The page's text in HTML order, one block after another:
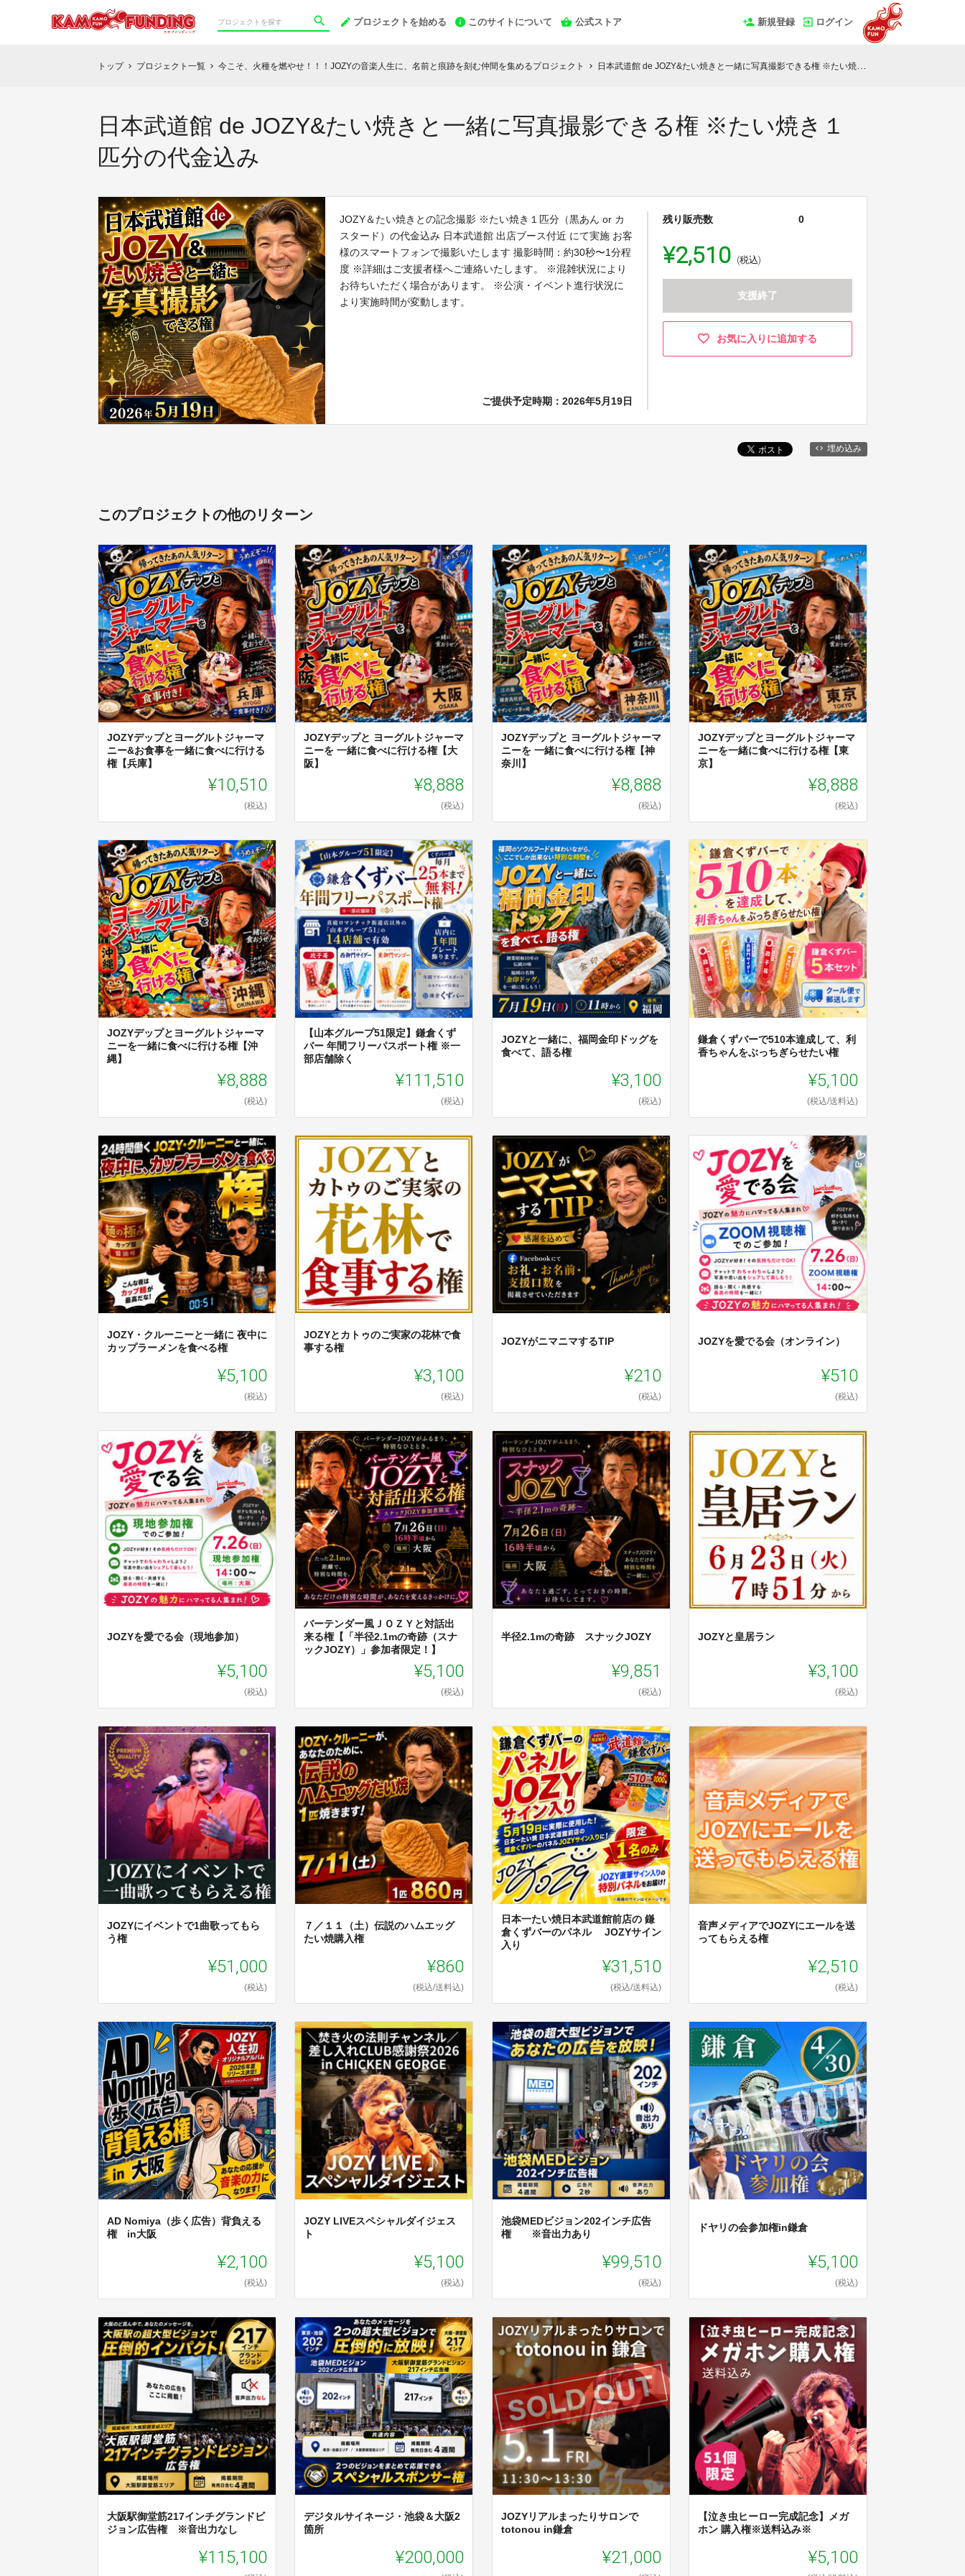
プロジェクトを始める このサイトについて 公式ストア 新規登録 ログイン
トップ chevron_right プロジェクト一覧 chevron_right 今こそ、火種を燃やせ！！！JOZYの音楽人生に、名前と痕跡を刻む仲間を集めるプロジェクト chevron_right 日本武道館 de JOZY&たい焼きと一緒に写真撮影できる権 ※たい焼き１匹分の代金込み
日本武道館 de JOZY&たい焼きと一緒に写真撮影できる権 ※たい焼き１
匹分の代金込み
JOZY＆たい焼きとの記念撮影 ※たい焼き１匹分（黒あん or カ
スタード）の代金込み 日本武道館 出店ブース付近 にて実施 お客
様のスマートフォンで撮影いたします 撮影時間：約30秒〜1分程
度 ※詳細はご支援者様へご連絡いたします。 ※混雑状況により
お待ちいただく場合があります。 ※公演・イベント進行状況に
より実施時間が変動します。
ご提供予定時期：2026年5月19日
残り販売数 0
¥2,510 (税込)
支援終了
お気に入りに追加する
埋め込み
このプロジェクトの他のリターン
JOZYデップとヨーグルトジャーマ
ニー&お食事を一緒に食べに行ける
権【兵庫】
¥10,510
(税込)
JOZYデップと ヨーグルトジャーマ
ニーを 一緒に食べに行ける権【大
阪】
¥8,888
(税込)
JOZYデップと ヨーグルトジャーマ
ニーを 一緒に食べに行ける権【神
奈川】
¥8,888
(税込)
JOZYデップとヨーグルトジャーマ
ニーを一緒に食べに行ける権【東
京】
¥8,888
(税込)
JOZYデップとヨーグルトジャーマ
ニーを一緒に食べに行ける権【沖
縄】
¥8,888
(税込)
【山本グループ51限定】鎌倉くず
バー 年間フリーパスポート権 ※一
部店舗除く
¥111,510
(税込)
JOZYと一緒に、福岡金印ドッグを
食べて、語る権
¥3,100
(税込)
鎌倉くずバーで510本達成して、利
香ちゃんをぶっちぎらせたい権
¥5,100
(税込/送料込)
JOZY・クルーニーと一緒に 夜中に
カップラーメンを食べる権
¥5,100
(税込)
JOZYとカトゥのご実家の花林で食
事する権
¥3,100
(税込)
JOZYがニマニマするTIP
¥210
(税込)
JOZYを愛でる会（オンライン）
¥510
(税込)
JOZYを愛でる会（現地参加）
¥5,100
(税込)
バーテンダー風ＪＯＺＹと対話出
来る権【「半径2.1mの奇跡（スナ
ックJOZY）」参加者限定！】
¥5,100
(税込)
半径2.1mの奇跡 スナックJOZY
¥9,851
(税込)
JOZYと皇居ラン
¥3,100
(税込)
JOZYにイベントで1曲歌ってもら
う権
¥51,000
(税込)
７／１１（土）伝説のハムエッグ
たい焼購入権
¥860
(税込/送料込)
日本一たい焼日本武道館前店の 鎌
倉くずバーのパネル JOZYサイン
入り
¥31,510
(税込/送料込)
音声メディアでJOZYにエールを送
ってもらえる権
¥2,510
(税込)
AD Nomiya（歩く広告）背負える
権 in大阪
¥2,100
(税込)
JOZY LIVEスペシャルダイジェス
ト
¥5,100
(税込)
池袋MEDビジョン202インチ広告
権 ※音出力あり
¥99,510
(税込)
ドヤリの会参加権in鎌倉
¥5,100
(税込)
大阪駅御堂筋217インチグランドビ
ジョン広告権 ※音出力なし
¥115,100
デジタルサイネージ・池袋＆大阪2
箇所
¥200,000
JOZYリアルまったりサロンで
totonou in鎌倉
¥21,000
【泣き虫ヒーロー完成記念】メガ
ホン 購入権※送料込み※
¥5,100